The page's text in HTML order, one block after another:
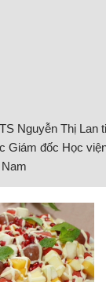
Nguyễn Thị Lan
Giám đốc Học